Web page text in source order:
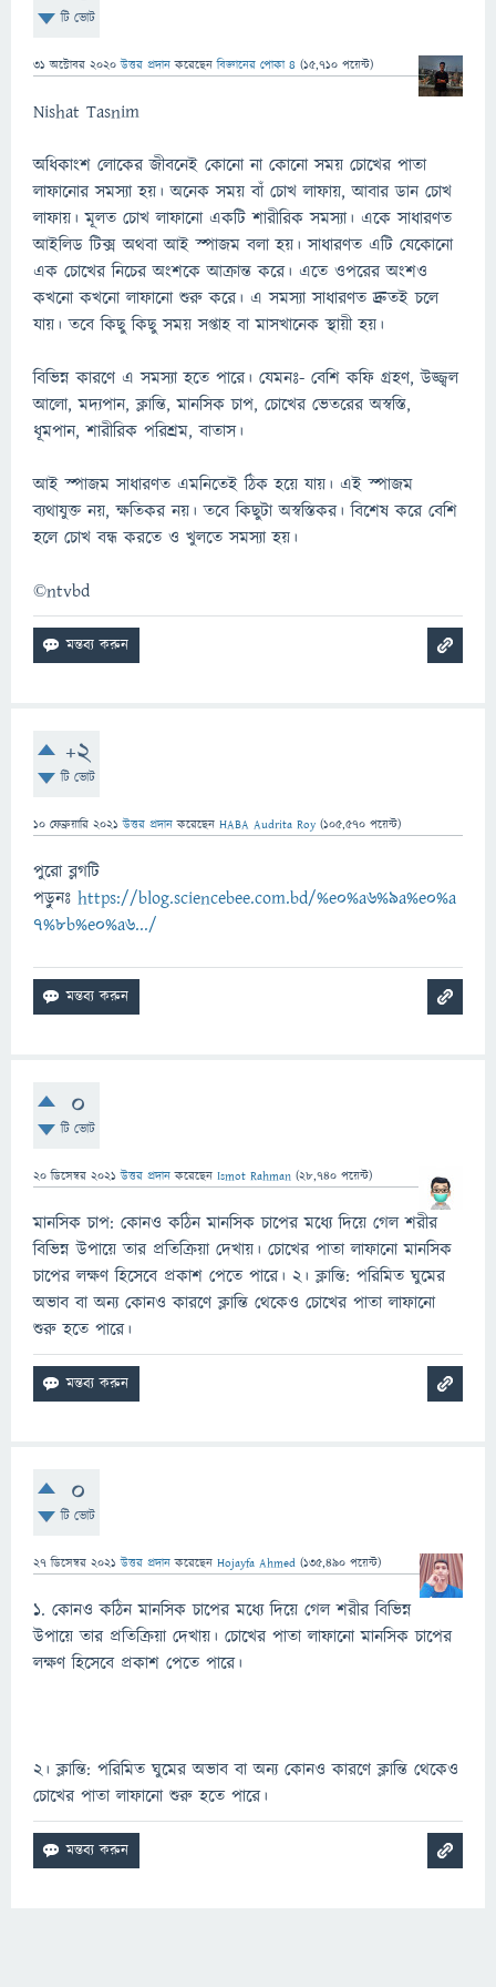
টি ভোট
31 অক্টোবর 2020 উত্তর প্রদান করেছেনবিজ্ঞানের পোকা ৪ (15,710 পয়েন্ট)
Nishat Tasnim
অধিকাংশ লোকের জীবনেই কোনো না কোনো সময় চোখের পাতা
লাফানোর সমস্যা হয়। অনেক সময় বাঁ চোখ লাফায়, আবার ডান চোখ
লাফায়। মূলত চোখ লাফানো একটি শারীরিক সমস্যা। একে সাধারণত
আইলিড টিক্স অথবা আই স্পাজম বলা হয়। সাধারণত এটি যেকোনো
এক চোখের নিচের অংশকে আক্রান্ত করে। এতে ওপরের অংশও
কখনো কখনো লাফানো শুরু করে। এ সমস্যা সাধারণত দ্রুতই চলে
যায়। তবে কিছু কিছু সময় সপ্তাহ বা মাসখানেক স্থায়ী হয়।
বিভিন্ন কারণে এ সমস্যা হতে পারে। যেমনঃ- বেশি কফি গ্রহণ, উজ্জ্বল
আলো, মদ্যপান, ক্লান্তি, মানসিক চাপ, চোখের ভেতরের অস্বস্তি,
ধূমপান, শারীরিক পরিশ্রম, বাতাস।
আই স্পাজম সাধারণত এমনিতেই ঠিক হয়ে যায়। এই স্পাজম
ব্যথাযুক্ত নয়, ক্ষতিকর নয়। তবে কিছুটা অস্বস্তিকর। বিশেষ করে বেশি
হলে চোখ বন্ধ করতে ও খুলতে সমস্যা হয়।
©ntvbd
+2
টি ভোট
10 ফেব্রুয়ারি 2021 উত্তর প্রদান করেছেন HABA Audrita Roy (105,570 পয়েন্ট)
পুরো ব্লগটি
পড়ুনঃ https://blog.sciencebee.com.bd/%e0%a6%9a%e0%a
7%8b%e0%a6.../
0
টি ভোট
20 ডিসেম্বর 2021 উত্তর প্রদান করেছেন Ismot Rahman (28,740 পয়েন্ট)
মানসিক চাপ: কোনও কঠিন মানসিক চাপের মধ্যে দিয়ে গেল শরীর
বিভিন্ন উপায়ে তার প্রতিক্রিয়া দেখায়। চোখের পাতা লাফানো মানসিক
চাপের লক্ষণ হিসেবে প্রকাশ পেতে পারে। ২। ক্লান্তি: পরিমিত ঘুমের
অভাব বা অন্য কোনও কারণে ক্লান্তি থেকেও চোখের পাতা লাফানো
শুরু হতে পারে।
0
টি ভোট
27 ডিসেম্বর 2021 উত্তর প্রদান করেছেন Hojayfa Ahmed (135,490 পয়েন্ট)
১. কোনও কঠিন মানসিক চাপের মধ্যে দিয়ে গেল শরীর বিভিন্ন
উপায়ে তার প্রতিক্রিয়া দেখায়। চোখের পাতা লাফানো মানসিক চাপের
লক্ষণ হিসেবে প্রকাশ পেতে পারে।
২। ক্লান্তি: পরিমিত ঘুমের অভাব বা অন্য কোনও কারণে ক্লান্তি থেকেও
চোখের পাতা লাফানো শুরু হতে পারে।